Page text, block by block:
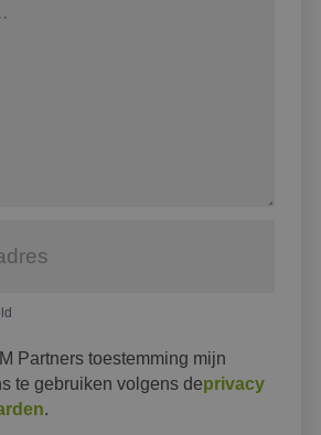
Partners toestemming mijn
te gebruiken volgens deprivacy
.